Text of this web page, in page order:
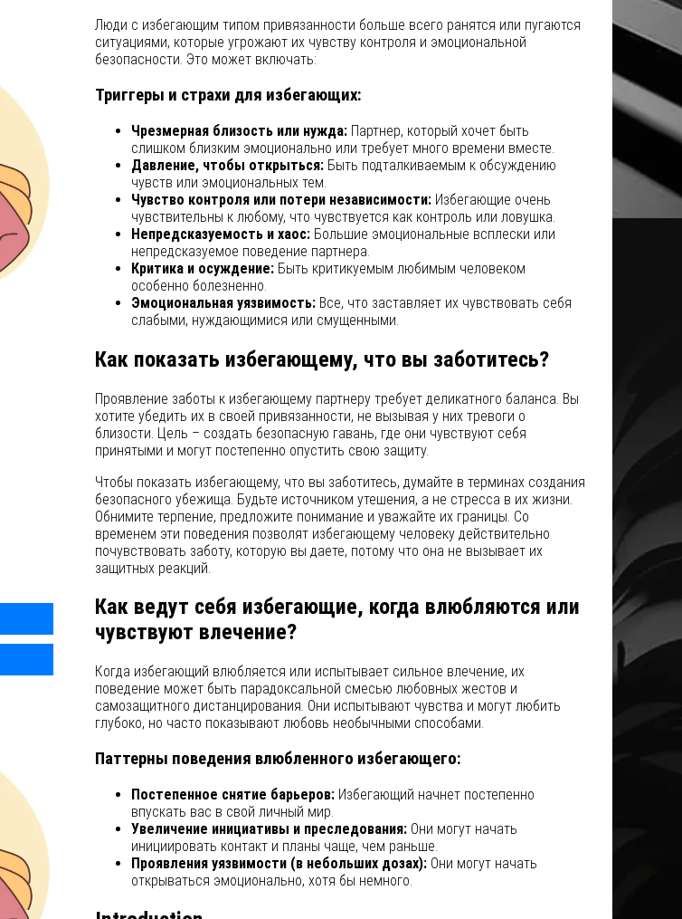
Люди с избегающим типом привязанности больше всего ранятся или пугаются
ситуациями, которые угрожают их чувству контроля и эмоциональной
безопасности. Это может включать:
Триггеры и страхи для избегающих:
Чрезмерная близость или нужда:Партнер, который хочет быть
слишком близким эмоционально или требует много времени вместе.
Давление, чтобы открыться:Быть подталкиваемым к обсуждению
чувств или эмоциональных тем.
Чувство контроля или потери независимости:Избегающие очень
чувствительны к любому, что чувствуется как контроль или ловушка.
Непредсказуемость и хаос:Большие эмоциональные всплески или
непредсказуемое поведение партнера.
Критика и осуждение:Быть критикуемым любимым человеком
особенно болезненно.
Эмоциональная уязвимость:Все, что заставляет их чувствовать себя
слабыми, нуждающимися или смущенными.
Как показать избегающему, что вы заботитесь?
Проявление заботы к избегающему партнеру требует деликатного баланса. Вы
хотите убедить их в своей привязанности, не вызывая у них тревоги о
близости. Цель – создать безопасную гавань, где они чувствуют себя
принятыми и могут постепенно опустить свою защиту.
Чтобы показать избегающему, что вы заботитесь, думайте в терминах создания
безопасного убежища. Будьте источником утешения, а не стресса в их жизни.
Обнимите терпение, предложите понимание и уважайте их границы. Со
временем эти поведения позволят избегающему человеку действительно
почувствовать заботу, которую вы даете, потому что она не вызывает их
защитных реакций.
Как ведут себя избегающие, когда влюбляются или
чувствуют влечение?
Когда избегающий влюбляется или испытывает сильное влечение, их
поведение может быть парадоксальной смесью любовных жестов и
самозащитного дистанцирования. Они испытывают чувства и могут любить
глубоко, но часто показывают любовь необычными способами.
Паттерны поведения влюбленного избегающего:
Постепенное снятие барьеров:Избегающий начнет постепенно
впускать вас в свой личный мир.
Увеличение инициативы и преследования:Они могут начать
инициировать контакт и планы чаще, чем раньше.
Проявления уязвимости (в небольших дозах):Они могут начать
открываться эмоционально, хотя бы немного.